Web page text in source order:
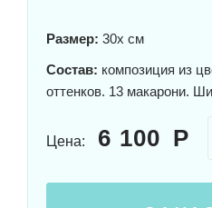
Размер: 30x см
Состав: композиция из
оттенков. 13 макарони.
Цена: 6 100